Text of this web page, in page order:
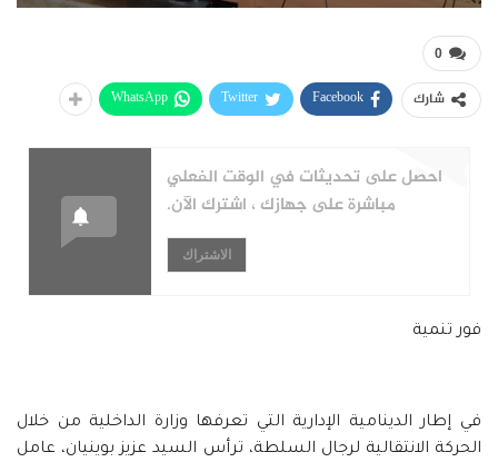
0
شارك Facebook
Twitter
WhatsApp
احصل على تحديثات في الوقت الفعلي
مباشرة على جهازك ، اشترك الآن.
الاشتراك
فور تنمية
في إطار الدينامية الإدارية التي تعرفها وزارة الداخلية من خلال
الحركة الانتقالية لرجال السلطة، ترأس السيد عزيز بوينيان، عامل